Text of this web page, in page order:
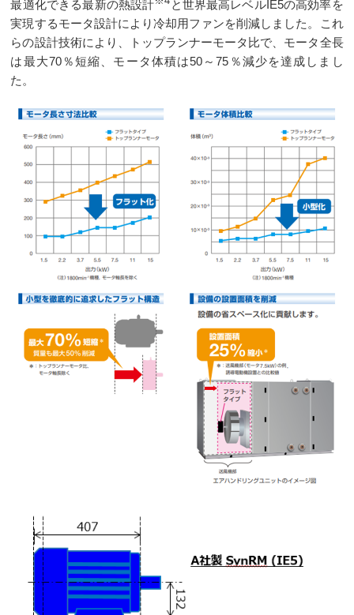
最適化できる最新の熱設計
と世界最高レベルIE5の高効率を
実現するモータ設計により冷却用ファンを削減しました。これ
らの設計技術により、トップランナーモータ比で、モータ全長
は最大70％短縮、モータ体積は50～75％減少を達成しまし
た。